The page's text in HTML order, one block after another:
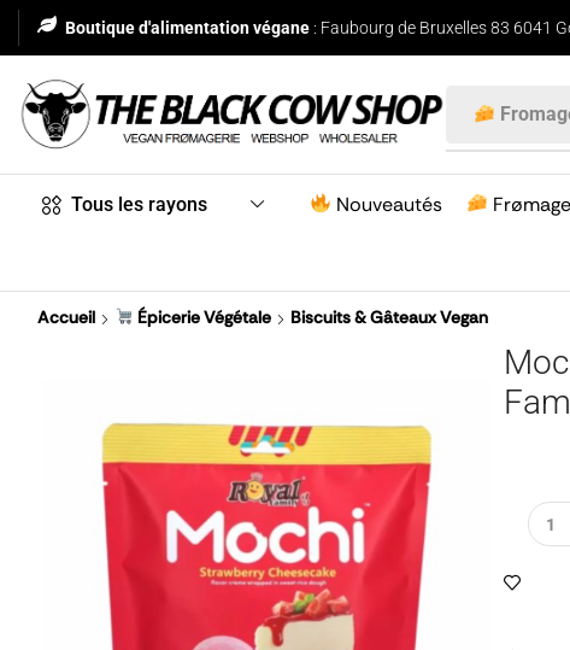
Boutique d'alimentation végane : Faubourg de Bruxelles 83 6041
Tous les rayons Nouveautés
Accueil Épicerie Végétale Biscuits & Gâteaux Vegan